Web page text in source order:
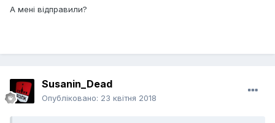
А мені відправили?
Susanin_Dead
Опубліковано: 23 квітня 2018